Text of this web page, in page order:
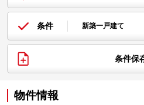
条件 新築一戸建て
条件保
物件情報